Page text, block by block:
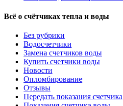
Всё о счётчиках тепла и воды
Без рубрики
Водосчетчики
Замена счетчиков воды
Купить счетчики воды
Новости
Опломбирование
Отзывы
Передать показания счетчика